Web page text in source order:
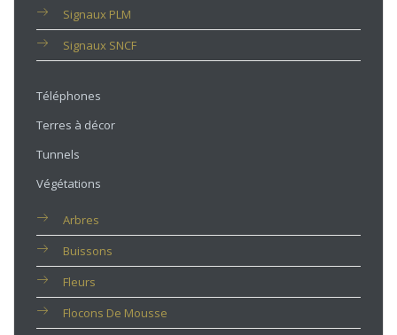
Signaux PLM
Signaux SNCF
Téléphones
Terres à décor
Tunnels
Végétations
Arbres
Buissons
Fleurs
Flocons De Mousse